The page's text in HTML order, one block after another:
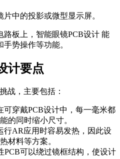
中的投影或微型显示屏。
板上，智能眼镜PCB设计 能
势操作等功能。
计要点
战，主要包括：
穿戴PCB设计中，每一毫米都
的同时缩小尺寸。
AR应用时容易发热，因此设
材料等方案。
可以绕过镜框结构，使设计